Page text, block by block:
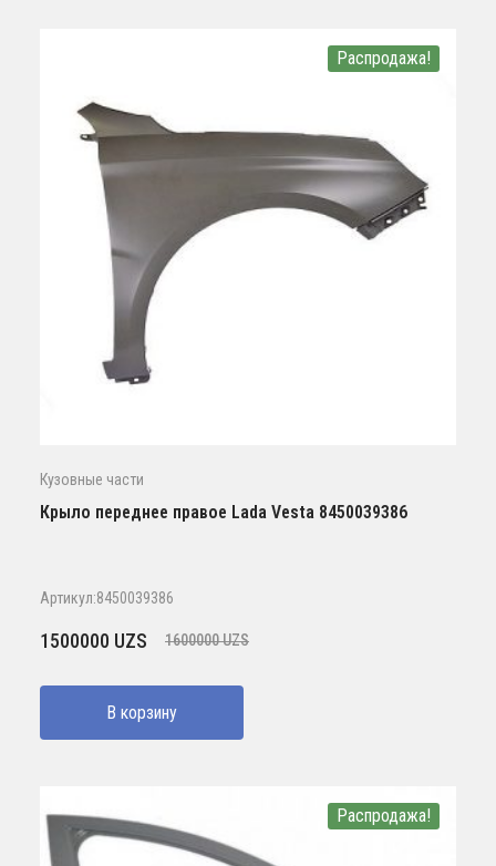
Распродажа!
Кузовные части
Крыло переднее правое Lada Vesta 8450039386
Артикул:8450039386
1600000UZS
Первоначальная
составляла
1600000 UZS.
1500000 UZS
Текущая
1500000 UZS.
В корзину
Распродажа!